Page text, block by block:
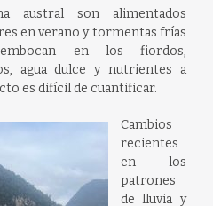
austral son alimentados
en verano y tormentas frías
en los fiordos,
agua dulce y nutrientes a
es difícil de cuantificar.
Cambios
recientes
en los
patrones
de lluvia y